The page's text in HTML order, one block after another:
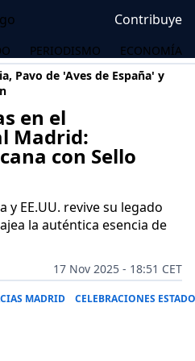
Contribuye
PERIODISMO
ECONOMÍA
Pavo de 'Aves de España' y
en el
Madrid:
con Sello
y EE.UU. revive su legado
la auténtica esencia de
17 Nov 2025 - 18:51 CET
MADRID CELEBRACIONES